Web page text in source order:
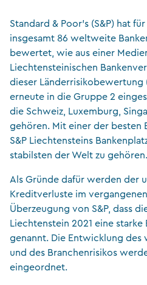
Standard & Poor’s (S&P) hat
insgesamt 86 weltweite
bewertet, wie aus einer
Liechtensteinischen
dieser Länderrisikobewertung
erneute in die Gruppe 2
die Schweiz, Luxemburg,
gehören. Mit einer der
S&P Liechtensteins
stabilsten der Welt zu gehören.
Als Gründe dafür werden der
Kreditverluste im
Überzeugung von S&P, dass
Liechtenstein 2021 eine
genannt. Die Entwicklung des
und des Branchenrisikos
eingeordnet.